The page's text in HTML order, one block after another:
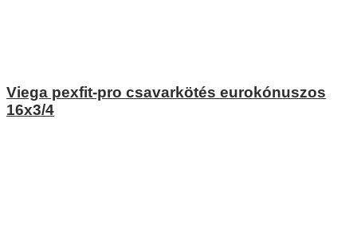
Viega pexfit-pro csavarkötés eurokónuszos
16x3/4